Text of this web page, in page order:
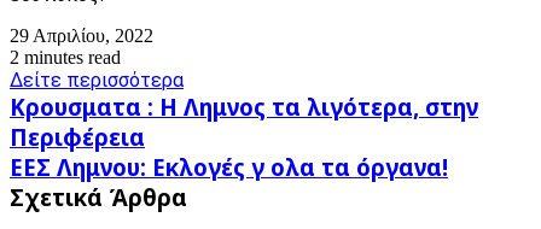
29 Απριλίου, 2022
2 minutes read
Δείτε περισσότερα
Κρουσματα
:
Η
Λημνος
τα
λιγότερα,
Κρουσματα : Η Λημνος τα λιγότερα, στην
Περιφέρεια
ΕΕΣ
Λημνου:
Εκλογές
ΕΕΣ Λημνου: Εκλογές γ ολα τα όργανα!
Σχετικά Άρθρα